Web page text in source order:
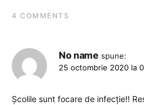
4 COMMENTS
No name spune:
25 octombrie 2020 la
Școlile sunt focare de infecție!!